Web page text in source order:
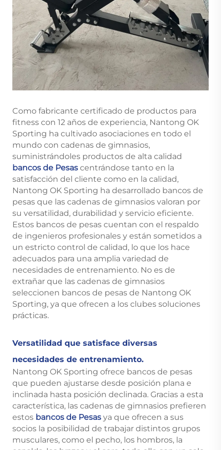
Como fabricante certificado de productos para
fitness con 12 años de experiencia, Nantong OK
Sporting ha cultivado asociaciones en todo el
mundo con cadenas de gimnasios,
suministrándoles productos de alta calidad
bancos de Pesas centrándose tanto en la
satisfacción del cliente como en la calidad,
Nantong OK Sporting ha desarrollado bancos de
pesas que las cadenas de gimnasios valoran por
su versatilidad, durabilidad y servicio eficiente.
Estos bancos de pesas cuentan con el respaldo
de ingenieros profesionales y están sometidos a
un estricto control de calidad, lo que los hace
adecuados para una amplia variedad de
necesidades de entrenamiento. No es de
extrañar que las cadenas de gimnasios
seleccionen bancos de pesas de Nantong OK
Sporting, ya que ofrecen a los clubes soluciones
prácticas.
Versatilidad que satisface diversas
necesidades de entrenamiento.
Nantong OK Sporting ofrece bancos de pesas
que pueden ajustarse desde posición plana e
inclinada hasta posición declinada. Gracias a esta
característica, las cadenas de gimnasios prefieren
estos bancos de Pesas ya que ofrecen a sus
socios la posibilidad de trabajar distintos grupos
musculares, como el pecho, los hombros, la